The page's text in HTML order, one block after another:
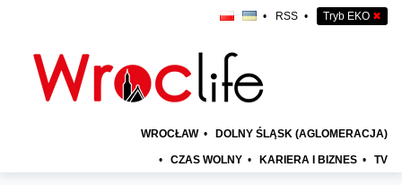
• RSS • Tryb EKO ✖
WROCŁAW • DOLNY ŚLĄSK (AGLOMERACJA)
• CZAS WOLNY • KARIERA I BIZNES • TV